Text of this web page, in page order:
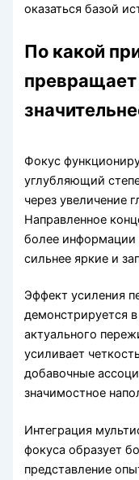
оказаться базой
По какой
Фокус
углубляющий
через увеличение
Направленное
более информации
сильнее яркие и
Эффект усиления
демонстрируется
актуального
усиливает
добавочные
значимостное
Интеграция
фокуса образует
представление